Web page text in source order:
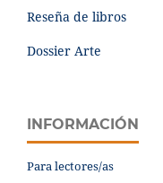
Reseña de libros
Dossier Arte
INFORMACIÓN
Para lectores/as